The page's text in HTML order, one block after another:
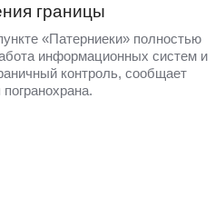
границы
«Патерниеки» полностью
информационных систем и
контроль, сообщает